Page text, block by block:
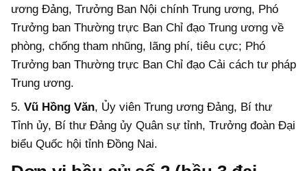
ương Đảng, Trưởng Ban Nội chính Trung ương, Phó
Trưởng ban Thường trực Ban Chỉ đạo Trung ương về
phòng, chống tham nhũng, lãng phí, tiêu cực; Phó
Trưởng ban Thường trực Ban Chỉ đạo Cải cách tư pháp
Trung ương.
5. Vũ Hồng Văn, Ủy viên Trung ương Đảng, Bí thư
Tỉnh ủy, Bí thư Đảng ủy Quân sự tỉnh, Trưởng đoàn Đại
biểu Quốc hội tỉnh Đồng Nai.